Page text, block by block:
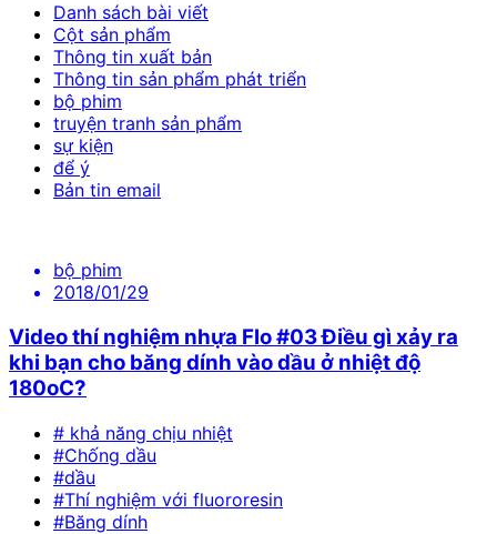
Danh sách bài viết
Cột sản phẩm
Thông tin xuất bản
Thông tin sản phẩm phát triển
bộ phim
truyện tranh sản phẩm
sự kiện
để ý
Bản tin email
bộ phim
2018/01/29
Video thí nghiệm nhựa Flo #03 Điều gì xảy ra
khi bạn cho băng dính vào dầu ở nhiệt độ
180oC?
# khả năng chịu nhiệt
#Chống dầu
#dầu
#Thí nghiệm với fluororesin
#Băng dính